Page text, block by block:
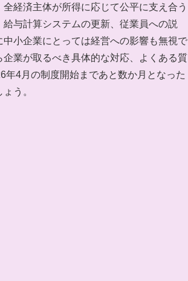
経済主体が所得に応じて公平に支え合う
与計算システムの更新、従業員への説
小企業にとっては経営への影響も無視で
業が取るべき具体的な対応、よくある質
4月の制度開始まであと数か月となった
う。